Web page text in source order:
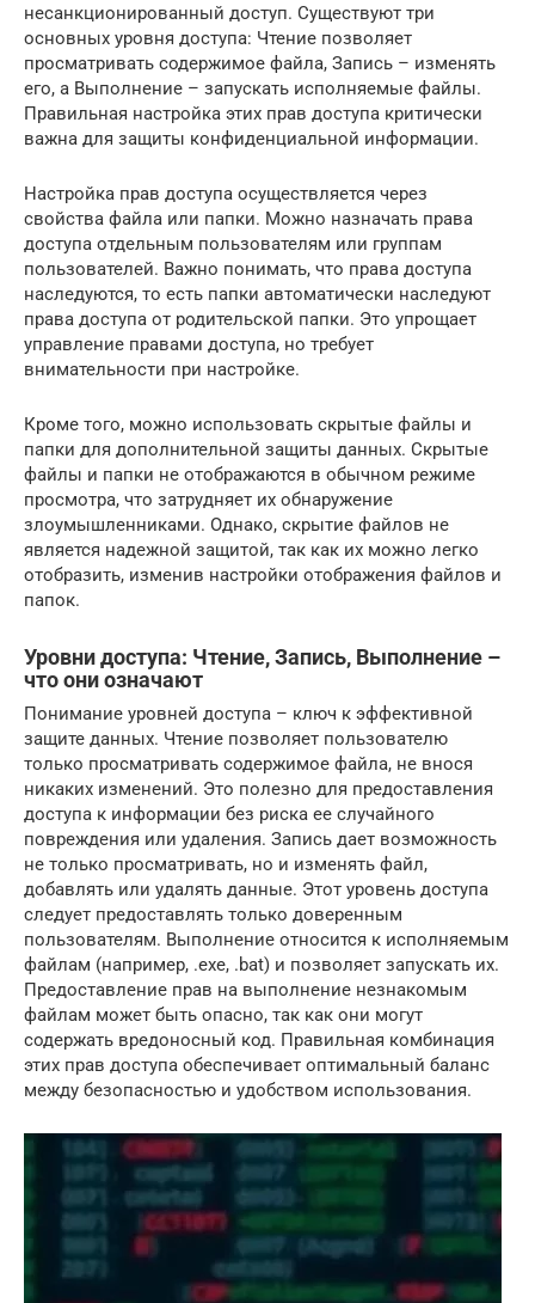
несанкционированный доступ. Существуют три
основных уровня доступа: Чтение позволяет
просматривать содержимое файла, Запись – изменять
его, а Выполнение – запускать исполняемые файлы.
Правильная настройка этих прав доступа критически
важна для защиты конфиденциальной информации.
Настройка прав доступа осуществляется через
свойства файла или папки. Можно назначать права
доступа отдельным пользователям или группам
пользователей. Важно понимать, что права доступа
наследуются, то есть папки автоматически наследуют
права доступа от родительской папки. Это упрощает
управление правами доступа, но требует
внимательности при настройке.
Кроме того, можно использовать скрытые файлы и
папки для дополнительной защиты данных. Скрытые
файлы и папки не отображаются в обычном режиме
просмотра, что затрудняет их обнаружение
злоумышленниками. Однако, скрытие файлов не
является надежной защитой, так как их можно легко
отобразить, изменив настройки отображения файлов и
папок.
Уровни доступа: Чтение, Запись, Выполнение –
что они означают
Понимание уровней доступа – ключ к эффективной
защите данных. Чтение позволяет пользователю
только просматривать содержимое файла, не внося
никаких изменений. Это полезно для предоставления
доступа к информации без риска ее случайного
повреждения или удаления. Запись дает возможность
не только просматривать, но и изменять файл,
добавлять или удалять данные. Этот уровень доступа
следует предоставлять только доверенным
пользователям. Выполнение относится к исполняемым
файлам (например, .exe, .bat) и позволяет запускать их.
Предоставление прав на выполнение незнакомым
файлам может быть опасно, так как они могут
содержать вредоносный код. Правильная комбинация
этих прав доступа обеспечивает оптимальный баланс
между безопасностью и удобством использования.